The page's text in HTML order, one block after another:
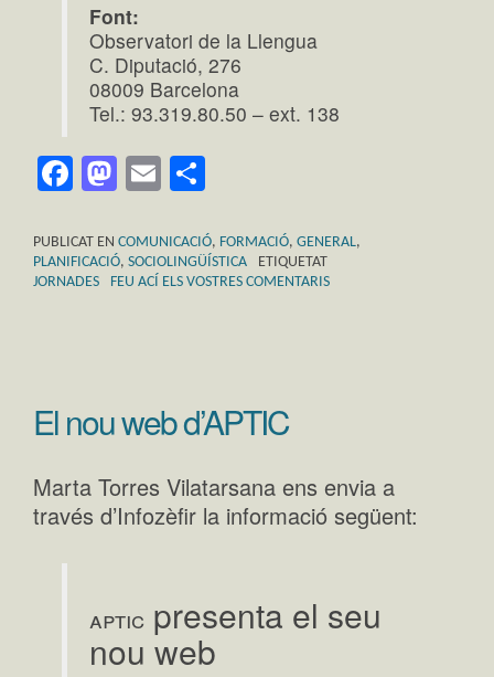
Font:
Observatori de la Llengua
C. Diputació, 276
08009 Barcelona
Tel.: 93.319.80.50 – ext. 138
Facebook
Mastodon
Email
PUBLICAT EN COMUNICACIÓ, FORMACIÓ, GENERAL,
PLANIFICACIÓ, SOCIOLINGÜÍSTICA
ETIQUETAT
JORNADES
FEU ACÍ ELS VOSTRES COMENTARIS
El nou web d’APTIC
Marta Torres Vilatarsana ens envia a
través d’Infozèfir la informació següent:
aptic presenta el seu
nou web